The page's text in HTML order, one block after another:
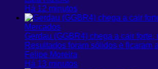
Há 12 minutos
Mercados
Gerdau (GGBR4) chega a cair
Resultados foram sólidos e ficaram
Felipe Moreira
Há 13 minutos